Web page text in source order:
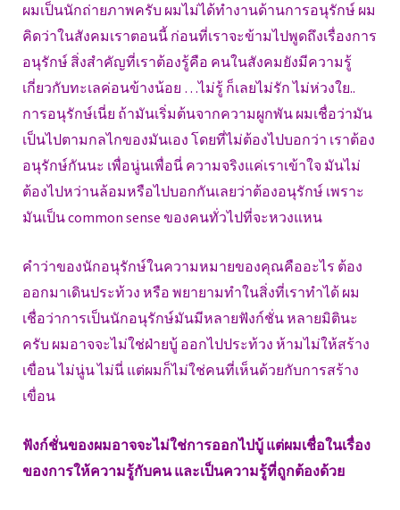
ผมเป็นนักถ่ายภาพครับ ผมไม่ได้ทำงานด้านการอนุรักษ์ ผม
คิดว่าในสังคมเราตอนนี้ ก่อนที่เราจะข้ามไปพูดถึงเรื่องการ
อนุรักษ์ สิ่งสำคัญที่เราต้องรู้คือ คนในสังคมยังมีความรู้
เกี่ยวกับทะเลค่อนข้างน้อย …ไม่รู้ ก็เลยไม่รัก ไม่ห่วงใย..
การอนุรักษ์เนี่ย ถ้ามันเริ่มต้นจากความผูกพัน ผมเชื่อว่ามัน
เป็นไปตามกลไกของมันเอง โดยที่ไม่ต้องไปบอกว่า เราต้อง
อนุรักษ์กันนะ เพื่อนู่นเพื่อนี่ ความจริงแค่เราเข้าใจ มันไม่
ต้องไปหว่านล้อมหรือไปบอกกันเลยว่าต้องอนุรักษ์ เพราะ
มันเป็น common sense ของคนทั่วไปที่จะหวงแหน
คำว่าของนักอนุรักษ์ในความหมายของคุณคืออะไร ต้อง
ออกมาเดินประท้วง หรือ พยายามทำในสิ่งที่เราทำได้ ผม
เชื่อว่าการเป็นนักอนุรักษ์มันมีหลายฟังก์ชั่น หลายมิตินะ
ครับ ผมอาจจะไม่ใช่ฝ่ายบู้ ออกไปประท้วง ห้ามไม่ให้สร้าง
เขื่อน ไม่นู่น ไม่นี่ แต่ผมก็ไม่ใช่คนที่เห็นด้วยกับการสร้าง
เขื่อน
ฟังก์ชั่นของผมอาจจะไม่ใช่การออกไปบู้ แต่ผมเชื่อในเรื่อง
ของการให้ความรู้กับคน และเป็นความรู้ที่ถูกต้องด้วย